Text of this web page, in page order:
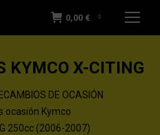
0,00 € 0
KYMCO X-CITING
DE OCASIÓN
ocasión Kymco
250cc (2006-2007)